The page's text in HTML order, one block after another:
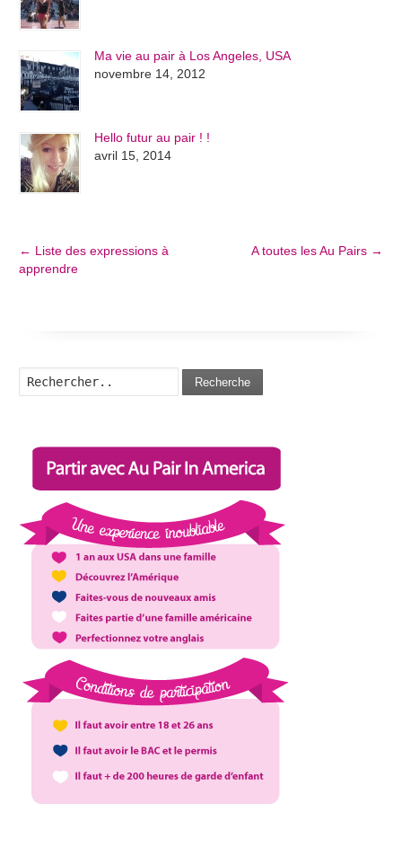
Ma vie au pair à Los Angeles, USA
novembre 14, 2012
Hello futur au pair ! !
avril 15, 2014
← Liste des expressions à
apprendre
A toutes les Au Pairs →
Recherche